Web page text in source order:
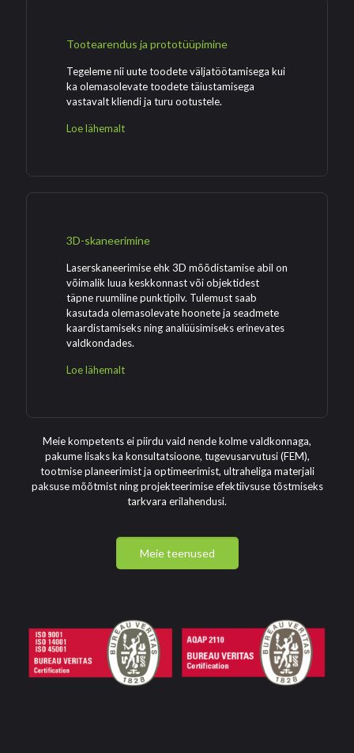
Tootearendus ja prototüüpimine
Tegeleme nii uute toodete väljatöötamisega kui
ka olemasolevate toodete täiustamisega
vastavalt kliendi ja turu ootustele.
Loe lähemalt
3D-skaneerimine
Laserskaneerimise ehk 3D mõõdistamise abil on
võimalik luua keskkonnast või objektidest
täpne ruumiline punktipilv. Tulemust saab
kasutada olemasolevate hoonete ja seadmete
kaardistamiseks ning analüüsimiseks erinevates
valdkondades.
Loe lähemalt
Meie kompetents ei piirdu vaid nende kolme valdkonnaga,
pakume lisaks ka konsultatsioone, tugevusarvutusi (FEM),
tootmise planeerimist ja optimeerimist, ultraheliga materjali
paksuse mõõtmist ning projekteerimise efektiivsuse tõstmiseks
tarkvara erilahendusi.
Meie teenused